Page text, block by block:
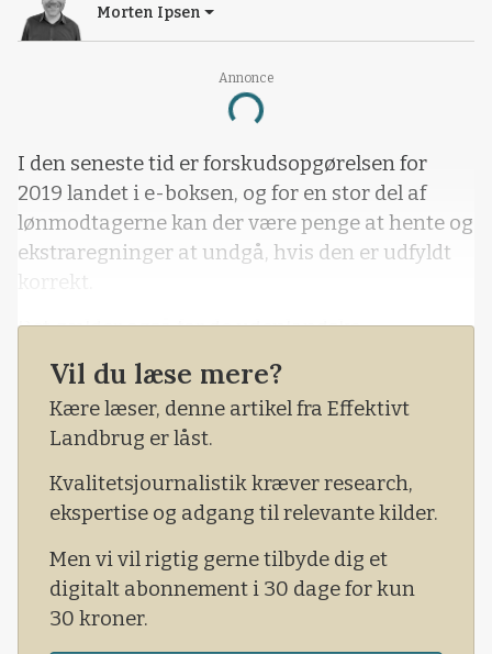
Annonce
Loading...
Morten Ipsen
I den seneste tid er forskudsopgørelsen for
2019 landet i e-boksen, og for en stor del af
lønmodtagerne kan der være penge at hente og
ekstraregninger at undgå, hvis den er udfyldt
korrekt.
Det gælder også for de udenlandske
medarbejdere, der arbejder i Danmark.
En stor del af de danske landmænd står ofte for
at udfærdige de udenlandske ansattes
medarbejderne problemer – bå
Vil du læse mere?
Kære læser, denne artikel fra Effektivt
Landbrug er låst.
Kvalitetsjournalistik kræver research,
ekspertise og adgang til relevante kilder.
Men vi vil rigtig gerne tilbyde dig et
digitalt abonnement i 30 dage for kun
30 kroner.